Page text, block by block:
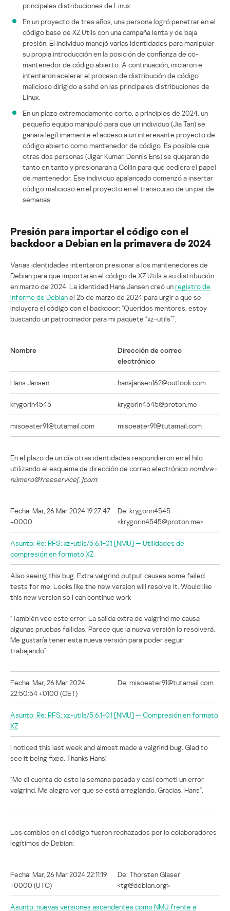
principales distribuciones de Linux.
En un proyecto de tres años, una persona logró penetrar en el
código base de XZ Utils con una campaña lenta y de baja
presión. El individuo manejó varias identidades para manipular
su propia introducción en la posición de confianza de co-
mantenedor de código abierto. A continuación, iniciaron e
intentaron acelerar el proceso de distribución de código
malicioso dirigido a sshd en las principales distribuciones de
Linux.
En un plazo extremadamente corto, a principios de 2024, un
pequeño equipo manipuló para que un individuo (Jia Tan) se
ganara legítimamente el acceso a un interesante proyecto de
código abierto como mantenedor de código. Es posible que
otras dos personas (Jigar Kumar, Dennis Ens) se quejaran de
tanto en tanto y presionaran a Collin para que cediera el papel
de mantenedor. Ese individuo apalancado comenzó a insertar
código malicioso en el proyecto en el transcurso de un par de
semanas.
Presión para importar el código con el
backdoor a Debian en la primavera de 2024
Varias identidades intentaron presionar a los mantenedores de
Debian para que importaran el código de XZ Utils a su distribución
en marzo de 2024. La identidad Hans Jansen creó unregistro de
informe de Debianel 25 de marzo de 2024 para urgir a que se
incluyera el código con el backdoor: “Queridos mentores, estoy
buscando un patrocinador para mi paquete “xz-utils””.
Nombre
Dirección de correo
electrónico
Hans Jansen hansjansen162@outlook.com
krygorin4545 krygorin4545@proton.me
misoeater91@tutamail.com misoeater91@tutamail.com
En el plazo de un día otras identidades respondieron en el hilo
utilizando el esquema de dirección de correo electrónico nombre-
número@freeservice[.]com:
Fecha: Mar, 26 Mar 2024 19:27:47
+0000
De: krygorin4545
<krygorin4545@proton.me>
Asunto: Re: RFS: xz-utils/5.6.1-0.1 [NMU] — Utilidades de
compresión en formato XZ
Also seeing this bug. Extra valgrind output causes some failed
tests for me. Looks like the new version will resolve it. Would like
this new version so I can continue work
“También veo este error. La salida extra de valgrind me causa
algunas pruebas fallidas. Parece que la nueva versión lo resolverá.
Me gustaría tener esta nueva versión para poder seguir
trabajando”
Fecha: Mar, 26 Mar 2024
22:50:54 +0100 (CET)
De: misoeater91@tutamail.com
Asunto: Re: RFS: xz-utils/5.6.1-0.1 [NMU] — Compresión en formato
XZ
I noticed this last week and almost made a valgrind bug. Glad to
see it being fixed. Thanks Hans!
“Me di cuenta de esto la semana pasada y casi cometí un error
valgrind. Me alegra ver que se está arreglando. Gracias, Hans”.
Los cambios en el código fueron rechazados por lo colaboradores
legítimos de Debian:
Fecha: Mar, 26 Mar 2024 22:11:19
+0000 (UTC)
De: Thorsten Glaser
<tg@debian.org>
Asunto: nuevas versiones ascendentes como NMU frente a